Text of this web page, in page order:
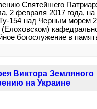
Святейшего
2 февраля 2017 года, на
154 над Черным морем
(Елоховском)
богослужение в
Виктора Земляного
на Украине